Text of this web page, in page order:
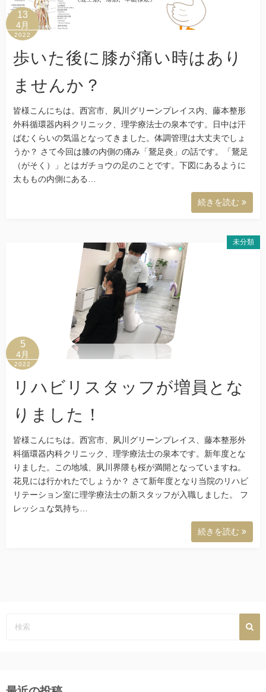
13
4月
2022
歩いた後に膝が痛い時はあり
ませんか？
皆様こんにちは。西宮市、夙川グリーンプレイス内、藤本整形
外科循環器内科クリニック、理学療法士の泉本です。日中は汗
ばむくらいの気温となってきました。体調管理は大丈夫でしょ
うか？ さて今回は膝の内側の痛み「鵞足炎」の話です。「鵞足
（がそく）」とはガチョウの足のことです。下図にあるように
太ももの内側にある…
続きを読む
未分類
5
4月
2022
リハビリスタッフが増員とな
りました！
皆様こんにちは。西宮市、夙川グリーンプレイス、藤本整形外
科循環器内科クリニック、理学療法士の泉本です。新年度とな
りました。この地域、夙川界隈も桜が満開となっていますね。
花見には行かれたでしょうか？ さて新年度となり当院のリハビ
リテーション室に理学療法士の新スタッフが入職しました。 フ
レッシュな気持ち…
続きを読む